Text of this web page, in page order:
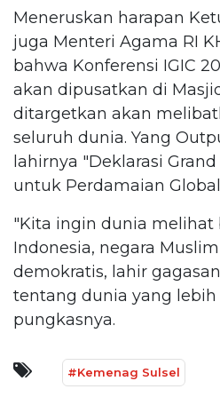
Meneruskan harapan
juga Menteri Agama RI
bahwa Konferensi IGIC
akan dipusatkan di
ditargetkan akan
seluruh dunia. Yang
lahirnya "Deklarasi
untuk Perdamaian
"Kita ingin dunia melihat
Indonesia, negara
demokratis, lahir
tentang dunia yang lebih
pungkasnya.
#Kemenag Sulsel